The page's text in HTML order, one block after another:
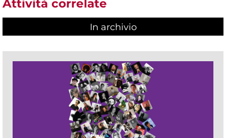
Attività correlate
In archivio